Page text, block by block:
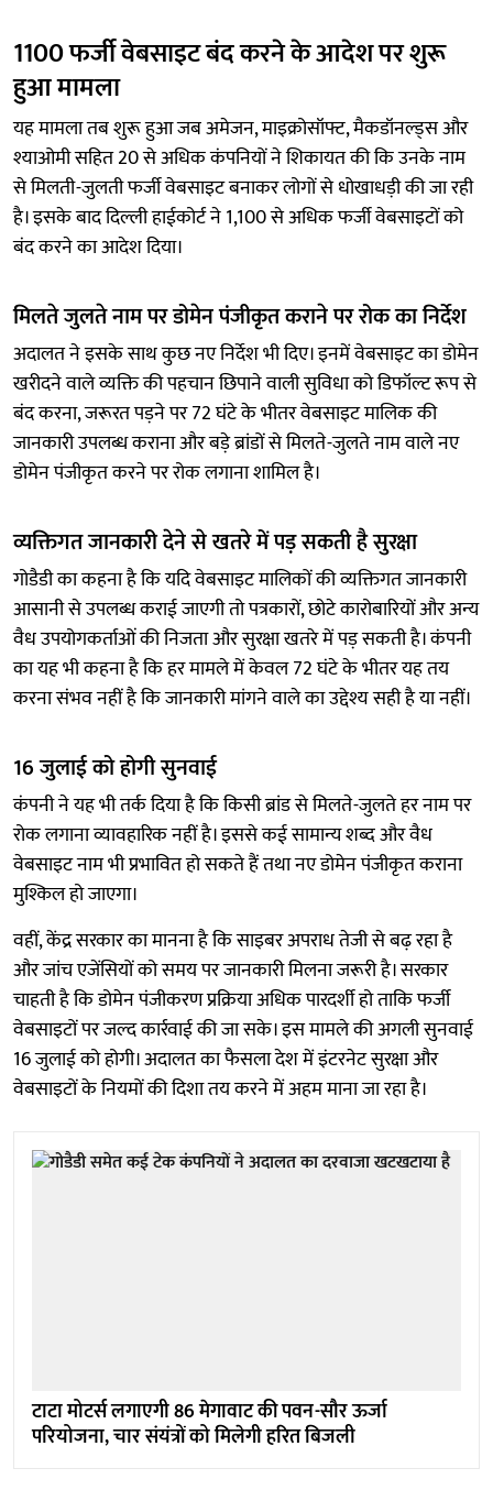
1100 फर्जी वेबसाइट बंद करने के आदेश पर शुरू
हुआ मामला
यह मामला तब शुरू हुआ जब अमेजन, माइक्रोसॉफ्ट, मैकडॉनल्ड्स और
श्याओमी सहित 20 से अधिक कंपनियों ने शिकायत की कि उनके नाम
से मिलती-जुलती फर्जी वेबसाइट बनाकर लोगों से धोखाधड़ी की जा रही
है। इसके बाद दिल्ली हाईकोर्ट ने 1,100 से अधिक फर्जी वेबसाइटों को
बंद करने का आदेश दिया।
मिलते जुलते नाम पर डोमेन पंजीकृत कराने पर रोक का निर्देश
अदालत ने इसके साथ कुछ नए निर्देश भी दिए। इनमें वेबसाइट का डोमेन
खरीदने वाले व्यक्ति की पहचान छिपाने वाली सुविधा को डिफॉल्ट रूप से
बंद करना, जरूरत पड़ने पर 72 घंटे के भीतर वेबसाइट मालिक की
जानकारी उपलब्ध कराना और बड़े ब्रांडों से मिलते-जुलते नाम वाले नए
डोमेन पंजीकृत करने पर रोक लगाना शामिल है।
व्यक्तिगत जानकारी देने से खतरे में पड़ सकती है सुरक्षा
गोडैडी का कहना है कि यदि वेबसाइट मालिकों की व्यक्तिगत जानकारी
आसानी से उपलब्ध कराई जाएगी तो पत्रकारों, छोटे कारोबारियों और अन्य
वैध उपयोगकर्ताओं की निजता और सुरक्षा खतरे में पड़ सकती है। कंपनी
का यह भी कहना है कि हर मामले में केवल 72 घंटे के भीतर यह तय
करना संभव नहीं है कि जानकारी मांगने वाले का उद्देश्य सही है या नहीं।
16 जुलाई को होगी सुनवाई
कंपनी ने यह भी तर्क दिया है कि किसी ब्रांड से मिलते-जुलते हर नाम पर
रोक लगाना व्यावहारिक नहीं है। इससे कई सामान्य शब्द और वैध
वेबसाइट नाम भी प्रभावित हो सकते हैं तथा नए डोमेन पंजीकृत कराना
मुश्किल हो जाएगा।
वहीं, केंद्र सरकार का मानना है कि साइबर अपराध तेजी से बढ़ रहा है
और जांच एजेंसियों को समय पर जानकारी मिलना जरूरी है। सरकार
चाहती है कि डोमेन पंजीकरण प्रक्रिया अधिक पारदर्शी हो ताकि फर्जी
वेबसाइटों पर जल्द कार्रवाई की जा सके। इस मामले की अगली सुनवाई
16 जुलाई को होगी। अदालत का फैसला देश में इंटरनेट सुरक्षा और
वेबसाइटों के नियमों की दिशा तय करने में अहम माना जा रहा है।
टाटा मोटर्स लगाएगी 86 मेगावाट की पवन-सौर ऊर्जा
परियोजना, चार संयंत्रों को मिलेगी हरित बिजली